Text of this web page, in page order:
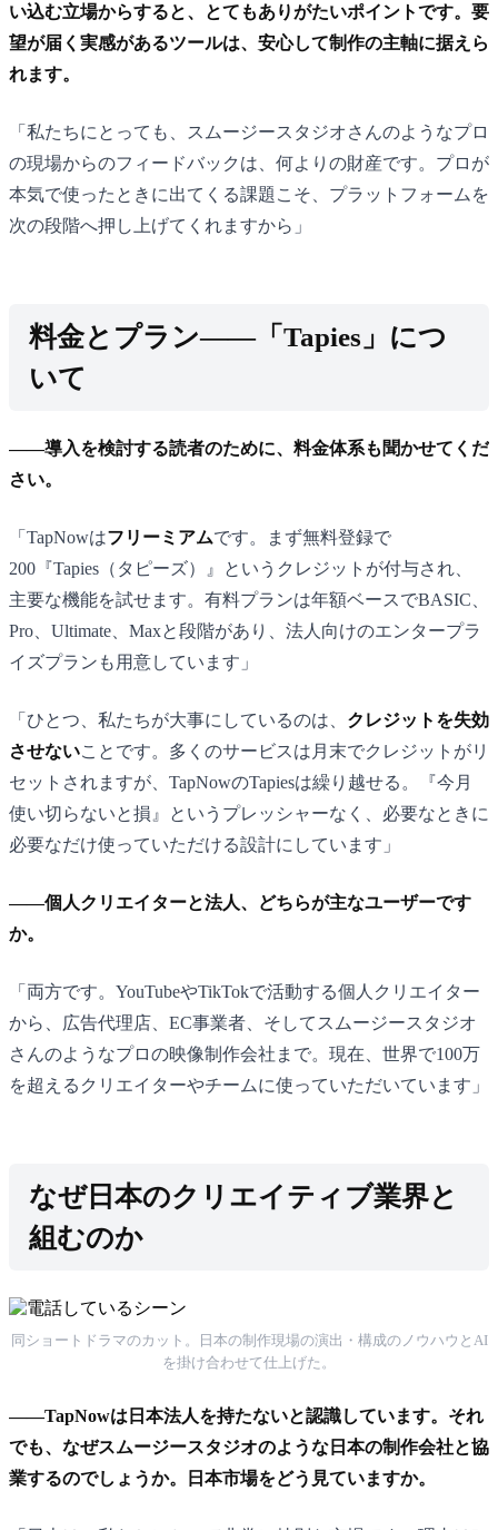
い込む立場からすると、とてもありがたいポイントです。要
望が届く実感があるツールは、安心して制作の主軸に据えら
れます。
「私たちにとっても、スムージースタジオさんのようなプロ
の現場からのフィードバックは、何よりの財産です。プロが
本気で使ったときに出てくる課題こそ、プラットフォームを
次の段階へ押し上げてくれますから」
料金とプラン——「Tapies」につ
いて
——導入を検討する読者のために、料金体系も聞かせてくだ
さい。
「TapNowはフリーミアムです。まず無料登録で
200『Tapies（タピーズ）』というクレジットが付与され、
主要な機能を試せます。有料プランは年額ベースでBASIC、
Pro、Ultimate、Maxと段階があり、法人向けのエンタープラ
イズプランも用意しています」
「ひとつ、私たちが大事にしているのは、 クレジットを失効
させないことです。多くのサービスは月末でクレジットがリ
セットされますが、TapNowのTapiesは繰り越せる。『今月
使い切らないと損』というプレッシャーなく、必要なときに
必要なだけ使っていただける設計にしています」
——個人クリエイターと法人、どちらが主なユーザーです
か。
「両方です。YouTubeやTikTokで活動する個人クリエイター
から、広告代理店、EC事業者、そしてスムージースタジオ
さんのようなプロの映像制作会社まで。現在、世界で100万
を超えるクリエイターやチームに使っていただいています」
なぜ日本のクリエイティブ業界と
組むのか
同ショートドラマのカット。日本の制作現場の演出・構成のノウハウとAI
を掛け合わせて仕上げた。
——TapNowは日本法人を持たないと認識しています。それ
でも、なぜスムージースタジオのような日本の制作会社と協
業するのでしょうか。日本市場をどう見ていますか。